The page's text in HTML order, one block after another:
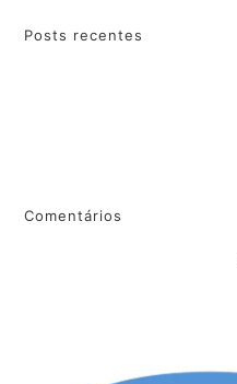
Posts recentes
Comentários